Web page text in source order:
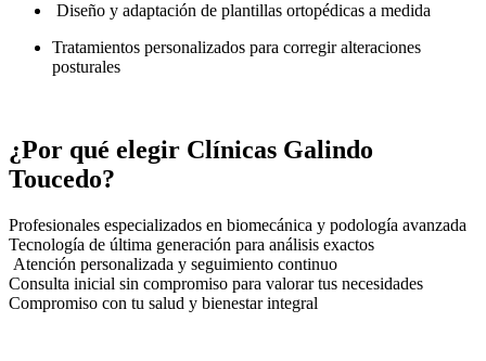
Diseño y adaptación de plantillas ortopédicas a medida
Tratamientos personalizados para corregir alteraciones
posturales
¿Por qué elegir Clínicas Galindo
Toucedo?
Profesionales especializados en biomecánica y podología avanzada
Tecnología de última generación para análisis exactos
Atención personalizada y seguimiento continuo
Consulta inicial sin compromiso para valorar tus necesidades
Compromiso con tu salud y bienestar integral